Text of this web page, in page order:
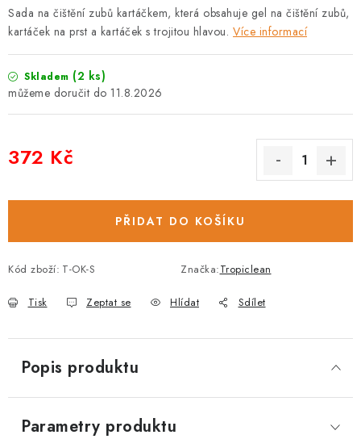
Podmínky ochrany osobních údajů
FAQ
Sada na čištění zubů kartáčkem, která obsahuje gel na čištění zubů,
kartáček na prst a kartáček s trojitou hlavou. Více informací
Skladem (2 ks)
11.8.2026
372 Kč
PŘIDAT DO KOŠÍKU
Kód zboží: T-OK-S Značka:Tropiclean
Tisk Zeptat se Hlídat Sdílet
Popis produktu
Parametry produktu